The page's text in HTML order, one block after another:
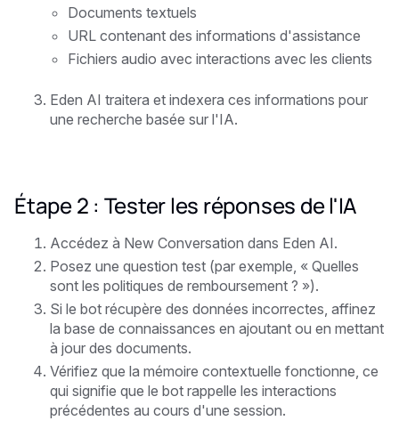
Documents textuels
URL contenant des informations d'assistance
Fichiers audio avec interactions avec les clients
Eden AI traitera et indexera ces informations pour
une recherche basée sur l'IA.
Étape 2 : Tester les réponses de l'IA
Accédez à New Conversation dans Eden AI.
Posez une question test (par exemple, « Quelles
sont les politiques de remboursement ? »).
Si le bot récupère des données incorrectes, affinez
la base de connaissances en ajoutant ou en mettant
à jour des documents.
Vérifiez que la mémoire contextuelle fonctionne, ce
qui signifie que le bot rappelle les interactions
précédentes au cours d'une session.